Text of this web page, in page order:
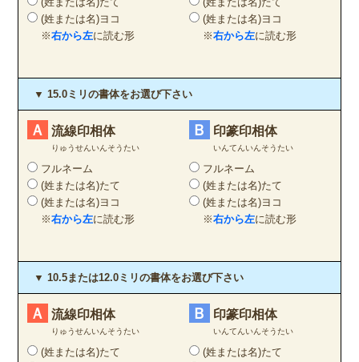
(姓または名)ヨコ
※右から左に読む形
(姓または名)ヨコ
※右から左に読む形
▼ 15.0ミリの書体をお選び下さい
Ａ 流線印相体
りゅうせんいんそうたい
フルネーム
(姓または名)たて
(姓または名)ヨコ
※右から左に読む形
Ｂ 印篆印相体
いんてんいんそうたい
フルネーム
(姓または名)たて
(姓または名)ヨコ
※右から左に読む形
▼ 10.5または12.0ミリの書体をお選び下さい
Ａ 流線印相体
りゅうせんいんそうたい
(姓または名)たて
Ｂ 印篆印相体
いんてんいんそうたい
(姓または名)たて